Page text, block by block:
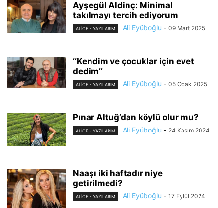
Ayşegül Aldinç: Minimal
takılmayı tercih ediyorum
ALİCE - YAZILARIM Ali Eyüboğlu - 09 Mart 2025
‘‘Kendim ve çocuklar için evet
dedim’’
ALİCE - YAZILARIM Ali Eyüboğlu - 05 Ocak 2025
Pınar Altuğ’dan köylü olur mu?
ALİCE - YAZILARIM Ali Eyüboğlu - 24 Kasım 2024
Naaşı iki haftadır niye
getirilmedi?
ALİCE - YAZILARIM Ali Eyüboğlu - 17 Eylül 2024